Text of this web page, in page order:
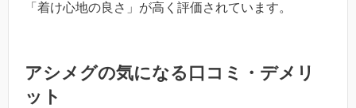
「着け心地の良さ」が高く評価されています。
アシメグの気になる口コミ・デメリ
ット